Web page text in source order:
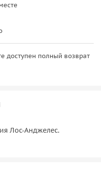
доступен полный возврат
Лос-Анджелес.